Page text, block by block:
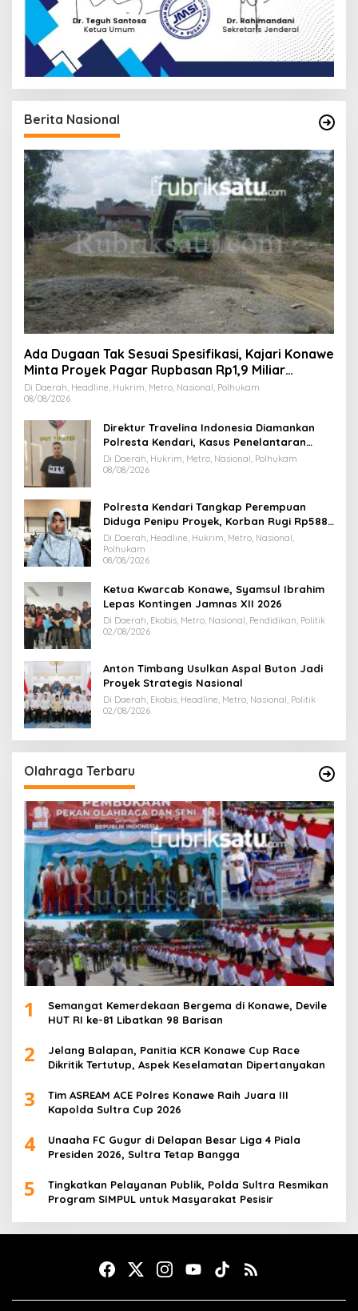
Berita Nasional
Ada Dugaan Tak Sesuai Spesifikasi, Kajari Konawe
Minta Proyek Pagar Rupbasan Rp1,9 Miliar
Dihentikan
Di Daerah, Headline, Hukrim, Metro, Nasional, Polhukam
08/08/2026
Direktur Travelina Indonesia Diamankan
Polresta Kendari, Kasus Penelantaran
Jemaah Umrah Masuk Babak Baru
Di Daerah, Hukrim, Metro, Nasional, Polhukam
08/08/2026
Polresta Kendari Tangkap Perempuan
Diduga Penipu Proyek, Korban Rugi Rp588,1
Juta
Di Daerah, Headline, Hukrim, Metro, Nasional,
Polhukam
08/08/2026
Ketua Kwarcab Konawe, Syamsul Ibrahim
Lepas Kontingen Jamnas XII 2026
Di Daerah, Ekobis, Metro, Nasional, Pendidikan, Politik
02/08/2026
Anton Timbang Usulkan Aspal Buton Jadi
Proyek Strategis Nasional
Di Daerah, Ekobis, Headline, Metro, Nasional, Politik
02/08/2026
Olahraga Terbaru
1
Semangat Kemerdekaan Bergema di Konawe, Devile
HUT RI ke-81 Libatkan 98 Barisan
2
Jelang Balapan, Panitia KCR Konawe Cup Race
Dikritik Tertutup, Aspek Keselamatan Dipertanyakan
3
Tim ASREAM ACE Polres Konawe Raih Juara III
Kapolda Sultra Cup 2026
4
Unaaha FC Gugur di Delapan Besar Liga 4 Piala
Presiden 2026, Sultra Tetap Bangga
5
Tingkatkan Pelayanan Publik, Polda Sultra Resmikan
Program SIMPUL untuk Masyarakat Pesisir